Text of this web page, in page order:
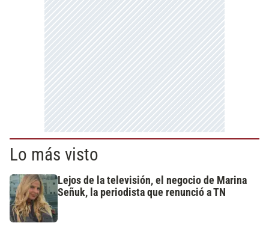
Lo más visto
Lejos de la televisión, el negocio de Marina
Señuk, la periodista que renunció a TN